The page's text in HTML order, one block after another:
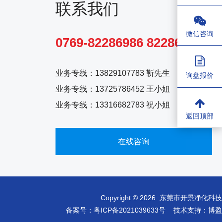
联系我们
0769-82286986 82286980
业务专线： 13829107783 靳先生
业务专线： 13725786452 王小姐
业务专线： 13316682783 祝小姐
在线咨询
Copyright © 2026 东莞市开景净化科
备案号： 粤ICP备2021039633号 技术支持： 博
微信咨询
询盘报价
返回顶部